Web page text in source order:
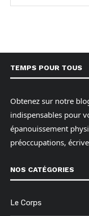
TEMPS POUR TOUS
Obtenez sur notre
indispensables pour
épanouissement
préoccupations,
NOS CATÉGORIES
Le Corps